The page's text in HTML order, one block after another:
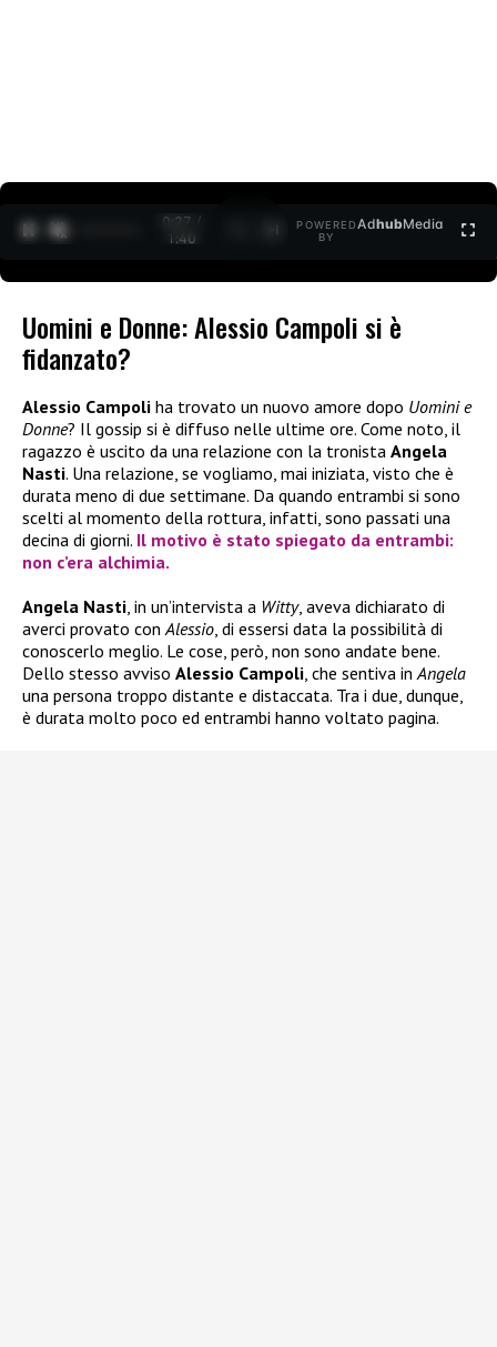
0:27 /
1:40
POWERED
BY
AdhubMedia
Uomini e Donne: Alessio Campoli si è
fidanzato?
Alessio Campoli ha trovato un nuovo amore dopo Uomini e
Donne? Il gossip si è diffuso nelle ultime ore. Come noto, il
ragazzo è uscito da una relazione con la tronista Angela
Nasti. Una relazione, se vogliamo, mai iniziata, visto che è
durata meno di due settimane. Da quando entrambi si sono
scelti al momento della rottura, infatti, sono passati una
decina di giorni. Il motivo è stato spiegato da entrambi:
non c’era alchimia.
Angela Nasti, in un’intervista a Witty, aveva dichiarato di
averci provato conAlessio, di essersi data la possibilità di
conoscerlo meglio. Le cose, però, non sono andate bene.
Dello stesso avviso Alessio Campoli, che sentiva inAngela
una persona troppo distante e distaccata. Tra i due, dunque,
è durata molto poco ed entrambi hanno voltato pagina.